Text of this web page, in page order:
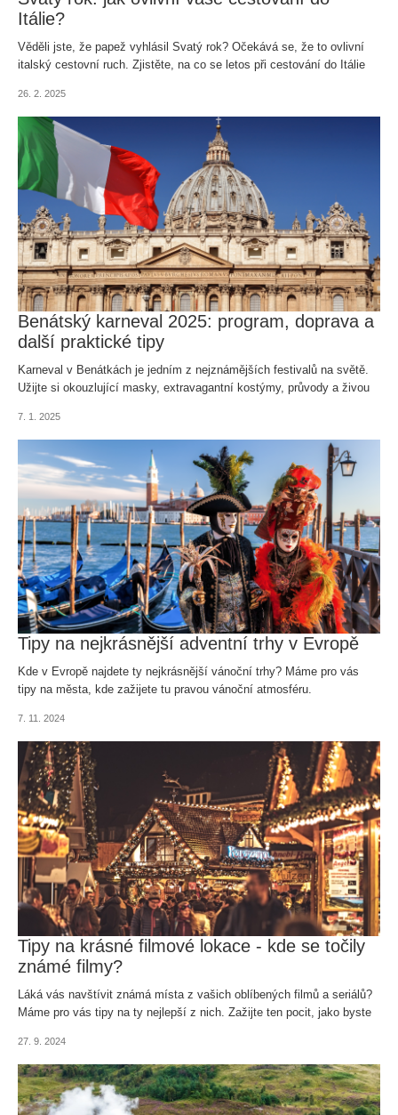
Itálie?
Věděli jste, že papež vyhlásil Svatý rok? Očekává se, že to ovlivní
italský cestovní ruch. Zjistěte, na co se letos při cestování do Itálie
26. 2. 2025
Benátský karneval 2025: program, doprava a
další praktické tipy
Karneval v Benátkách je jedním z nejznámějších festivalů na světě.
Užijte si okouzlující masky, extravagantní kostýmy, průvody a živou
naplánovat svou návštěvu Benátek.
7. 1. 2025
Tipy na nejkrásnější adventní trhy v Evropě
Kde v Evropě najdete ty nejkrásnější vánoční trhy? Máme pro vás
tipy na města, kde zažijete tu pravou vánoční atmosféru.
7. 11. 2024
Tipy na krásné filmové lokace - kde se točily
známé filmy?
Láká vás navštívit známá místa z vašich oblíbených filmů a seriálů?
Máme pro vás tipy na ty nejlepší z nich. Zažijte ten pocit, jako byste
27. 9. 2024